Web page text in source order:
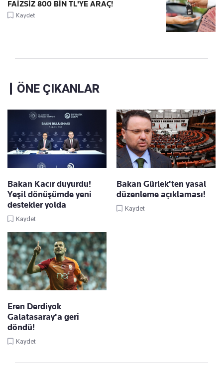
FAİZSİZ 800 BİN TL'YE ARAÇ!
Kaydet
ÖNE ÇIKANLAR
Bakan Kacır duyurdu!
Yeşil dönüşümde yeni
destekler yolda
Kaydet
Bakan Gürlek'ten yasal
düzenleme açıklaması!
Kaydet
Eren Derdiyok
Galatasaray'a geri
döndü!
Kaydet